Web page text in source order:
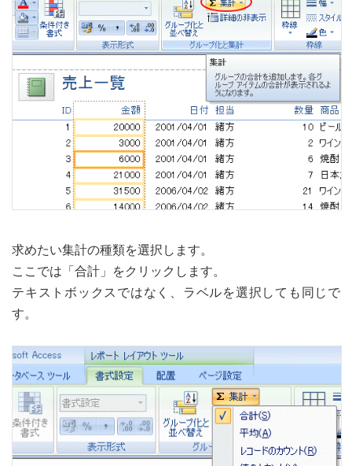
求めたい集計の種類を選択します。
ここでは「合計」をクリックします。
テキストボックスではなく、ラベルを選択しても同じで
す。